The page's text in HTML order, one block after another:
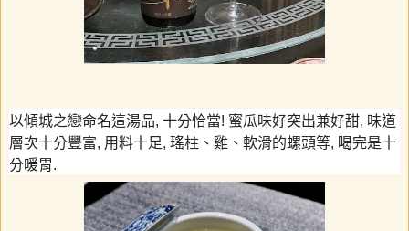
以傾城之戀命名這湯品, 十分恰當! 蜜瓜味好突出兼好甜, 味道
層次十分豐富, 用料十足, 瑤柱、雞、軟滑的螺頭等, 喝完是十
分暖胃.